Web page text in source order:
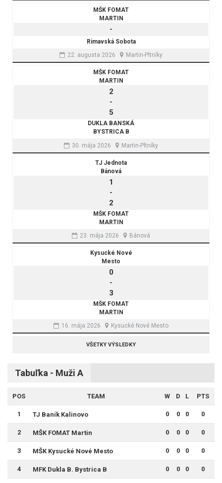
MŠK FOMAT
MARTIN
-
Rimavská Sobota
22. augusta 2026
Martin-Pltníky
MŠK FOMAT
MARTIN
2
-
5
DUKLA BANSKÁ
BYSTRICA B
30. mája 2026
Martin-Pltníky
TJ Jednota
Bánová
1
-
2
MŠK FOMAT
MARTIN
23. mája 2026
Bánová
Kysucké Nové
Mesto
0
-
3
MŠK FOMAT
MARTIN
16. mája 2026
Kysucké Nové Mesto
VŠETKY VÝSLEDKY
Tabuľka - Muži A
POS TEAM W D L PTS
1 TJ Baník Kalinovo 0 0 0 0
2 MŠK FOMAT Martin 0 0 0 0
3 MŠK Kysucké Nové Mesto 0 0 0 0
4 MFK Dukla B. Bystrica B 0 0 0 0